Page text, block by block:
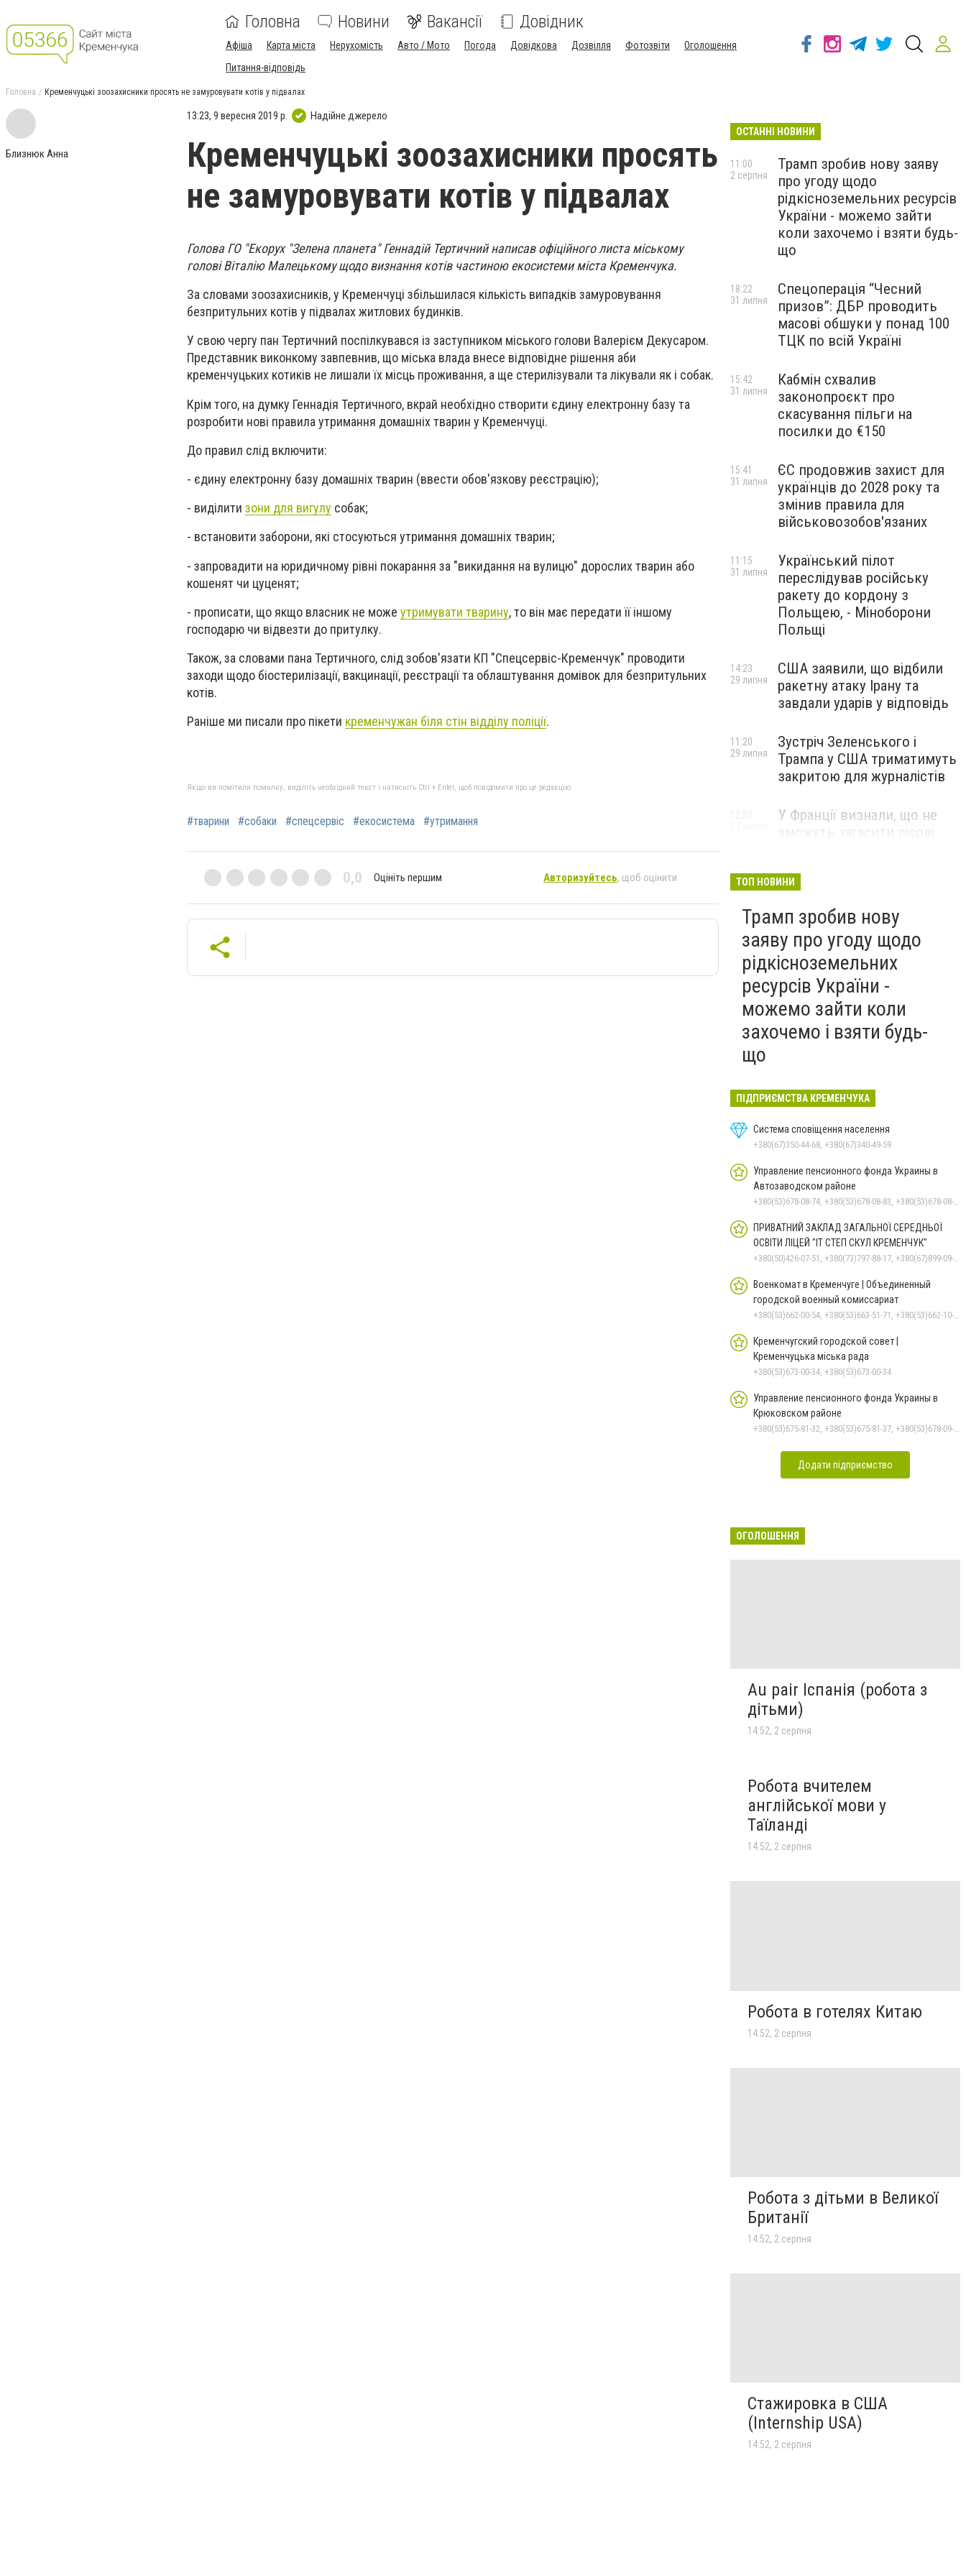
Головна Новини Вакансії Довідник
Афіша Карта міста Нерухомість Авто / Мото Погода Довідкова Дозвілля Фотозвіти
Оголошення
Питання-відповідь
Головна Кременчуцькі зоозахисники просять не замуровувати котів у підвалах
Близнюк Анна
13:23, 9 вересня 2019 р. Надійне джерело
Кременчуцькі зоозахисники просять
не замуровувати котів у підвалах
Голова ГО "Екорух "Зелена планета" Геннадій Тертичний написав офіційного листа міському
голові Віталію Малецькому щодо визнання котів частиною екосистеми міста Кременчука.
За словами зоозахисників, у Кременчуці збільшилася кількість випадків замуровування
безпритульних котів у підвалах житлових будинків.
У свою чергу пан Тертичний поспілкувався із заступником міського голови Валерієм Декусаром.
Представник виконкому завпевнив, що міська влада внесе відповідне рішення аби
кременчуцьких котиків не лишали їх місць проживання, а ще стерилізували та лікували як і собак.
Крім того, на думку Геннадія Тертичного, вкрай необхідно створити єдину електронну базу та
розробити нові правила утримання домашніх тварин у Кременчуці.
До правил слід включити:
- єдину електронну базу домашніх тварин (ввести обов'язкову реєстрацію);
- виділити зони для вигулу собак;
- встановити заборони, які стосуються утримання домашніх тварин;
- запровадити на юридичному рівні покарання за "викидання на вулицю" дорослих тварин або
кошенят чи цуценят;
- прописати, що якщо власник не може утримувати тварину, то він має передати її іншому
господарю чи відвезти до притулку.
Також, за словами пана Тертичного, слід зобов'язати КП "Спецсервіс-Кременчук" проводити
заходи щодо біостерилізації, вакцинації, реєстрації та облаштування домівок для безпритульних
котів.
Раніше ми писали про пікети кременчужан біля стін відділу поліції.
Якщо ви помітили помилку, виділіть необхідний текст і натисніть Ctrl + Enter, щоб повідомити про це редакцію
#тварини #собаки #спецсервіс #екосистема #утримання
0,0 Оцініть першим Авторизуйтесь, щоб оцінити
ОСТАННІ НОВИНИ
Трамп зробив нову заяву
про угоду щодо
рідкісноземельних ресурсів
України - можемо зайти
коли захочемо і взяти будь-
що
11:00
2 серпня
Спецоперація “Чесний
призов”: ДБР проводить
масові обшуки у понад 100
ТЦК по всій Україні
18:22
31 липня
Кабмін схвалив
законопроєкт про
скасування пільги на
посилки до €150
15:42
31 липня
ЄС продовжив захист для
українців до 2028 року та
змінив правила для
військовозобов'язаних
15:41
31 липня
Український пілот
переслідував російську
ракету до кордону з
Польщею, - Міноборони
Польщі
11:15
31 липня
США заявили, що відбили
ракетну атаку Ірану та
завдали ударів у відповідь
14:23
29 липня
Зустріч Зеленського і
Трампа у США триматимуть
закритою для журналістів
11:20
29 липня
У Франції визнали, що не
ТОП НОВИНИ
Трамп зробив нову
заяву про угоду щодо
рідкісноземельних
ресурсів України -
можемо зайти коли
захочемо і взяти будь-
що
ПІДПРИЄМСТВА КРЕМЕНЧУКА
Система сповіщення населення
+380(67)350-44-68, +380(67)340-49-59
Управление пенсионного фонда Украины в
Автозаводском районе
+380(53)678-08-74, +380(53)678-08-83, +380(53)678-08-41, +380(53)678-08-86, +380(53)678-09-05
ПРИВАТНИЙ ЗАКЛАД ЗАГАЛЬНОЇ СЕРЕДНЬОЇ
ОСВІТИ ЛІЦЕЙ "ІТ СТЕП СКУЛ КРЕМЕНЧУК"
+380(50)426-07-51, +380(73)797-88-17, +380(67)899-09-16
Военкомат в Кременчуге | Объединенный
городской военный комиссариат
+380(53)662-00-54, +380(53)663-51-71, +380(53)662-10-35
Кременчугский городской совет |
Кременчуцька міська рада
+380(53)673-00-34, +380(53)673-00-34
Управление пенсионного фонда Украины в
Крюковском районе
+380(53)675-81-32, +380(53)675-81-37, +380(53)678-09-01, +380(53)675-81-40, +380(53)675-81-33, +380(53)675-81-38, +380(53)675-81-31, +380(53)678-08-87
Додати підприємство
ОГОЛОШЕННЯ
Au pair Іспанія (робота з
дітьми)
14:52, 2 серпня
Робота вчителем
англійської мови у
Таїланді
14:52, 2 серпня
Робота в готелях Китаю
14:52, 2 серпня
Робота з дітьми в Великої
Британії
14:52, 2 серпня
Стажировка в США
(Internship USA)
14:52, 2 серпня